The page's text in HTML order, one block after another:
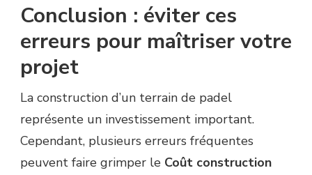
Conclusion : éviter ces
erreurs pour maîtriser votre
projet
La construction d’un terrain de padel
représente un investissement important.
Cependant, plusieurs erreurs fréquentes
peuvent faire grimper le Coût construction